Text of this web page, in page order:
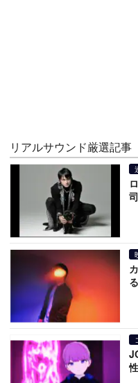
リアルサウンド厳選記事
司
る